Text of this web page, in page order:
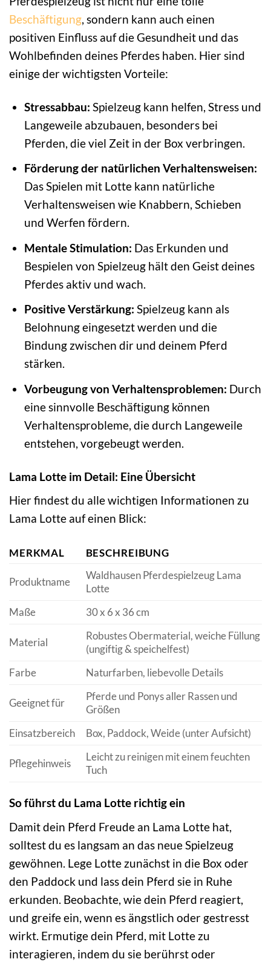
Beschäftigung, sondern kann auch einen
positiven Einfluss auf die Gesundheit und das
Wohlbefinden deines Pferdes haben. Hier sind
einige der wichtigsten Vorteile:
Stressabbau: Spielzeug kann helfen, Stress und
Langeweile abzubauen, besonders bei
Pferden, die viel Zeit in der Box verbringen.
Förderung der natürlichen Verhaltensweisen:
Das Spielen mit Lotte kann natürliche
Verhaltensweisen wie Knabbern, Schieben
und Werfen fördern.
Mentale Stimulation: Das Erkunden und
Bespielen von Spielzeug hält den Geist deines
Pferdes aktiv und wach.
Positive Verstärkung: Spielzeug kann als
Belohnung eingesetzt werden und die
Bindung zwischen dir und deinem Pferd
stärken.
Vorbeugung von Verhaltensproblemen: Durch
eine sinnvolle Beschäftigung können
Verhaltensprobleme, die durch Langeweile
entstehen, vorgebeugt werden.
Lama Lotte im Detail: Eine Übersicht
Hier findest du alle wichtigen Informationen zu
Lama Lotte auf einen Blick:
MERKMAL BESCHREIBUNG
Produktname
Waldhausen Pferdespielzeug Lama
Lotte
Maße
30 x 6 x 36 cm
Material
Robustes Obermaterial, weiche Füllung
(ungiftig & speichelfest)
Farbe
Naturfarben, liebevolle Details
Geeignet für
Pferde und Ponys aller Rassen und
Größen
Einsatzbereich
Box, Paddock, Weide (unter Aufsicht)
Pflegehinweis
Leicht zu reinigen mit einem feuchten
Tuch
So führst du Lama Lotte richtig ein
Damit dein Pferd Freude an Lama Lotte hat,
solltest du es langsam an das neue Spielzeug
gewöhnen. Lege Lotte zunächst in die Box oder
den Paddock und lass dein Pferd sie in Ruhe
erkunden. Beobachte, wie dein Pferd reagiert,
und greife ein, wenn es ängstlich oder gestresst
wirkt. Ermutige dein Pferd, mit Lotte zu
interagieren, indem du sie berührst oder